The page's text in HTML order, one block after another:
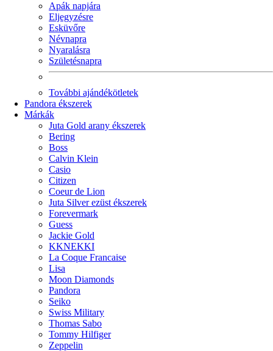
Apák napjára
Eljegyzésre
Esküvőre
Névnapra
Nyaralásra
Születésnapra
További ajándékötletek
Pandora ékszerek
Márkák
Juta Gold arany ékszerek
Bering
Boss
Calvin Klein
Casio
Citizen
Coeur de Lion
Juta Silver ezüst ékszerek
Forevermark
Guess
Jackie Gold
KKNEKKI
La Coque Francaise
Lisa
Moon Diamonds
Pandora
Seiko
Swiss Military
Thomas Sabo
Tommy Hilfiger
Zeppelin